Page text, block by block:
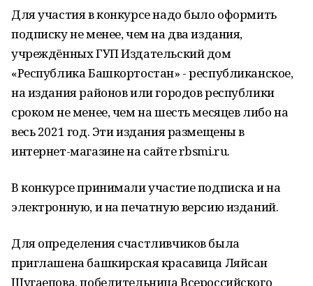
Для участия в конкурсе надо было оформить
подписку не менее, чем на два издания,
учреждённых ГУП Издательский дом
«Республика Башкортостан» - республиканское,
на издания районов или городов республики
сроком не менее, чем на шесть месяцев либо на
весь 2021 год. Эти издания размещены в
интернет-магазине на сайте rbsmi.ru.
В конкурсе принимали участие подписка и на
электронную, и на печатную версию изданий.
Для определения счастливчиков была
приглашена башкирская красавица Ляйсан
Шугаепова, победительница Всероссийского